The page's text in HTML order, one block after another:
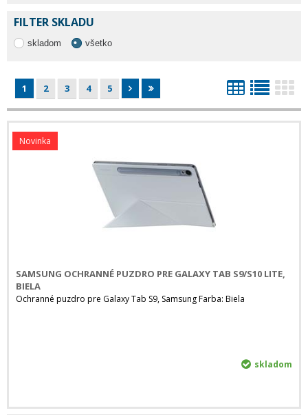
FILTER SKLADU
skladom všetko
1 2 3 4 5
SAMSUNG OCHRANNÉ PUZDRO PRE GALAXY TAB S9/S10 LITE,
BIELA
Ochranné puzdro pre Galaxy Tab S9, Samsung Farba: Biela
Novinka
skladom